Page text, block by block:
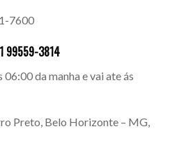
7600
99559-3814
da manha e vai ate ás
Preto, Belo Horizonte – MG,